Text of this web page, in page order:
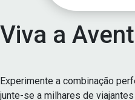
Viva a
Experimente a combinação
junte-se a milhares de